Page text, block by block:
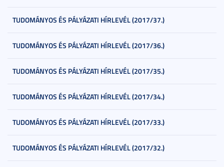
TUDOMÁNYOS ÉS PÁLYÁZATI HÍRLEVÉL (2017/37.)
TUDOMÁNYOS ÉS PÁLYÁZATI HÍRLEVÉL (2017/36.)
TUDOMÁNYOS ÉS PÁLYÁZATI HÍRLEVÉL (2017/35.)
TUDOMÁNYOS ÉS PÁLYÁZATI HÍRLEVÉL (2017/34.)
TUDOMÁNYOS ÉS PÁLYÁZATI HÍRLEVÉL (2017/33.)
TUDOMÁNYOS ÉS PÁLYÁZATI HÍRLEVÉL (2017/32.)